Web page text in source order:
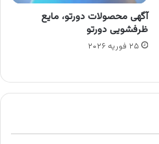
آگهی محصولات دورتو، مایع
ظرفشویی دورتو
۲۵ فوریه ۲۰۲۶